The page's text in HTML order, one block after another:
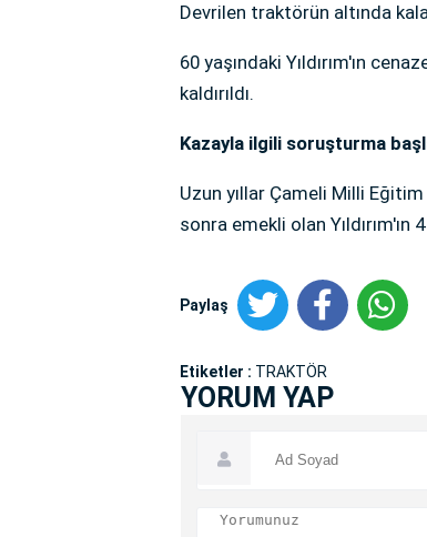
Devrilen traktörün altında
60 yaşındaki Yıldırım'ın
kaldırıldı.
Kazayla ilgili soruşturma
Uzun yıllar Çameli Milli
sonra emekli olan
Paylaş
Etiketler : TRAKTÖR
YORUM YAP